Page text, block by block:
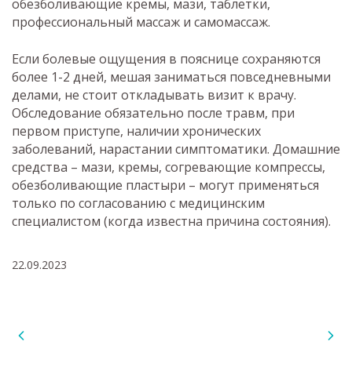
обезболивающие кремы, мази, таблетки,
профессиональный массаж и самомассаж.
Если болевые ощущения в пояснице сохраняются
более 1-2 дней, мешая заниматься повседневными
делами, не стоит откладывать визит к врачу.
Обследование обязательно после травм, при
первом приступе, наличии хронических
заболеваний, нарастании симптоматики. Домашние
средства – мази, кремы, согревающие компрессы,
обезболивающие пластыри – могут применяться
только по согласованию с медицинским
специалистом (когда известна причина состояния).
22.09.2023